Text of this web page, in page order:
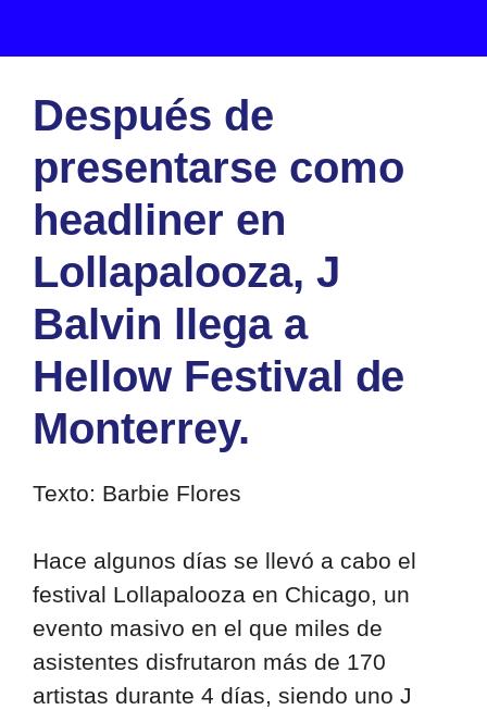
Después de
presentarse como
headliner en
Lollapalooza, J
Balvin llega a
Hellow Festival de
Monterrey.
Texto: Barbie Flores
Hace algunos días se llevó a cabo el
festival Lollapalooza en Chicago, un
evento masivo en el que miles de
asistentes disfrutaron más de 170
artistas durante 4 días, siendo uno J